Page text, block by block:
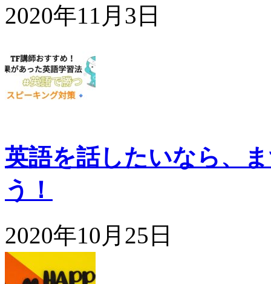
2020年11月3日
英語を話したいなら、
う！
2020年10月25日